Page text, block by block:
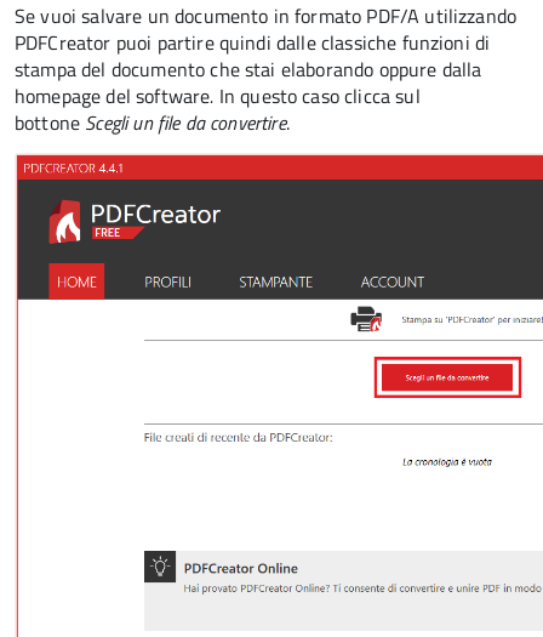
Se vuoi salvare un documento in formato PDF/A utilizzando
PDFCreator puoi partire quindi dalle classiche funzioni di
stampa del documento che stai elaborando oppure dalla
homepage del software. In questo caso clicca sul
bottone Scegli un file da convertire.